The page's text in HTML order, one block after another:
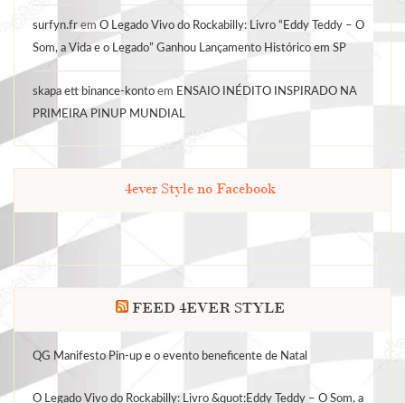
surfyn.frem O Legado Vivo do Rockabilly: Livro “Eddy Teddy – O
Som, a Vida e o Legado” Ganhou Lançamento Histórico em SP
skapa ett binance-konto em ENSAIO INÉDITO INSPIRADO NA
PRIMEIRA PINUP MUNDIAL
4ever Style no Facebook
FEED 4EVER STYLE
QG Manifesto Pin-up e o evento beneficente de Natal
O Legado Vivo do Rockabilly: Livro &quot;Eddy Teddy – O Som, a